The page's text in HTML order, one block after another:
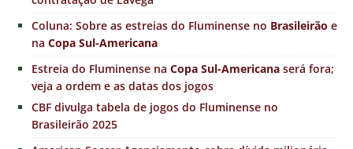
Coluna: Sobre as estreias do Fluminense no Brasileirão e
na Copa Sul-Americana
Estreia do Fluminense na Copa Sul-Americana será fora;
veja a ordem e as datas dos jogos
CBF divulga tabela de jogos do Fluminense no
Brasileirão 2025